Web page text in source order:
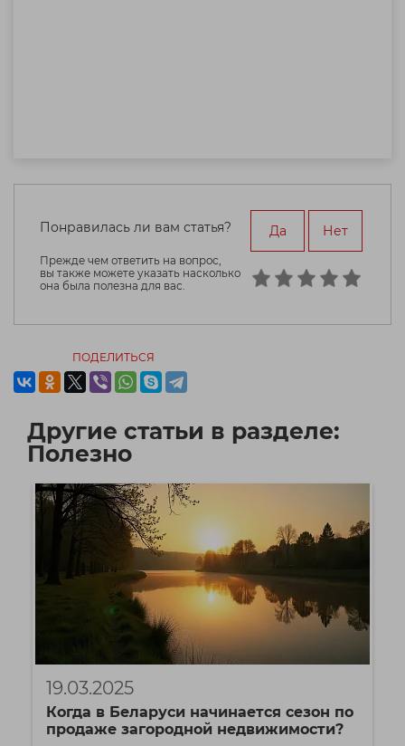
Понравилась ли вам статья?
Прежде чем ответить на вопрос,
вы также можете указать насколько
она была полезна для вас.
Да Нет
ПОДЕЛИТЬСЯ
Другие статьи в разделе:
Полезно
19.03.2025
Когда в Беларуси начинается сезон по
продаже загородной недвижимости?